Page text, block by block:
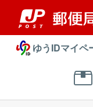
ゆうIDマイペ